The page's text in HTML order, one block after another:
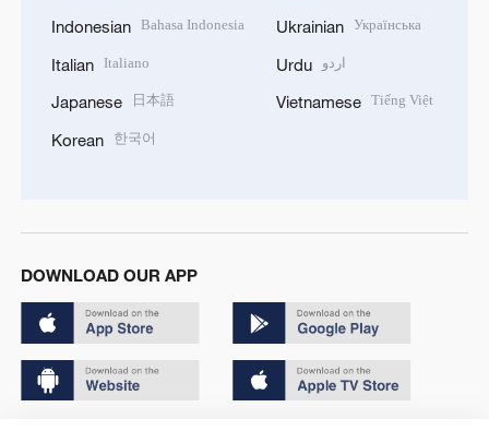
Indonesian Bahasa Indonesia
Italian Italiano
Japanese 日本語
Korean 한국어
Ukrainian Українська
Urdu اردو
Vietnamese Tiếng Việt
DOWNLOAD OUR APP